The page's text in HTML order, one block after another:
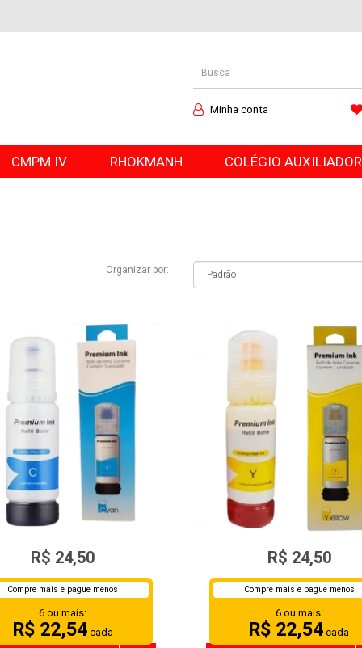
Minha conta
CMPM IV RHOKMANH COLÉGIO
Organizar por:
EPSON 544/504 70ML
CYAN
R$ 24,50
Compre mais e pague menos
6 ou mais:
R$ 22,54cada
TINTA EPSON 544/504
YELLOW
R$ 24,50
Compre mais e pague menos
6 ou mais:
R$ 22,54 cada